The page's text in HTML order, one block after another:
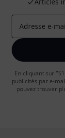
Adresse e-
En cliquant sur
publicités par e-
pouvez trouver